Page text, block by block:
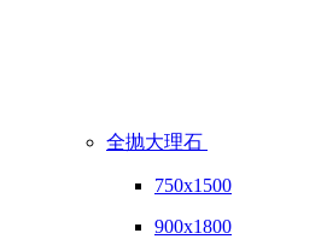
全抛大理石
750x1500
900x1800